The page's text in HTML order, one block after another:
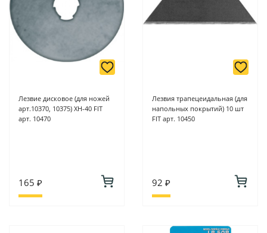
Лезвие дисковое (для ножей
арт.10370, 10375) ХН-40 FIT
арт. 10470
165 ₽
Лезвия трапецеидальная (для
напольных покрытий) 10 шт
FIT арт. 10450
92 ₽